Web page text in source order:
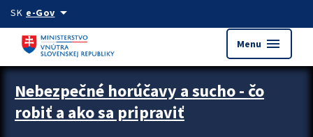
Preskocit na hlavný obsah
SK e-Govarrow_drop_down
Menu menu
Zastavit automatický posun upútavok
Nebezpečné horúčavy a sucho - čo
robiť a ako sa pripraviť